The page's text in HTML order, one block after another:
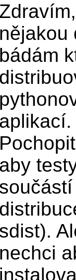
nějakou
bádám
aplikací.
aby
sdist).
nechci